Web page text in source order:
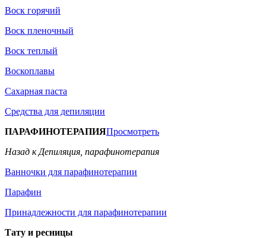
Воск горячий
Воск пленочный
Воск теплый
Воскоплавы
Сахарная паста
Средства для депиляции
ПАРАФИНОТЕРАПИЯПросмотреть
Назад к Депиляция, парафинотерапия
Ванночки для парафинотерапии
Парафин
Принадлежности для парафинотерапии
Тату и ресницы